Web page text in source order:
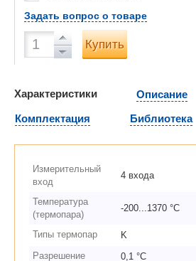
Задать вопрос о товаре
Купить
Характеристики
Описание
Комплектация
Библиотека
Измерительный
вход
4 входа
Температура
(термопара)
-200...1370 °С
Типы термопар
K
Разрешение
0,1 °С